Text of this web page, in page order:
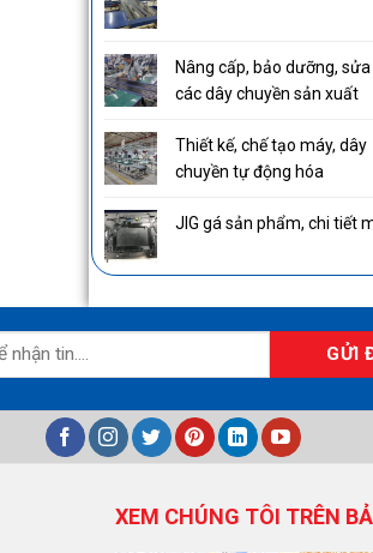
Nâng cấp, bảo dưỡng,
các dây chuyền sản xuất
Thiết kế, chế tạo máy, dây
chuyền tự động hóa
JIG gá sản phẩm, chi tiết
XEM CHÚNG TÔI TRÊN